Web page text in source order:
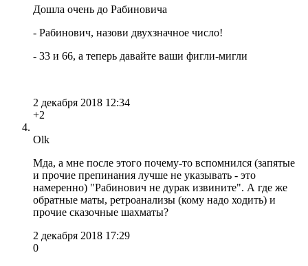
Дошла очень до Рабиновича
- Рабинович, назови двухзначное число!
- 33 и 66, а теперь давайте ваши фигли-мигли
2 декабря 2018 12:34
+2
Olk
Мда, а мне после этого почему-то вспомнился (запятые
и прочие препинания лучше не указывать - это
намеренно) "Рабинович не дурак извините". А где же
обратные маты, ретроанализы (кому надо ходить) и
прочие сказочные шахматы?
2 декабря 2018 17:29
0